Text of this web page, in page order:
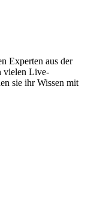
Experten aus der
vielen Live-
sie ihr Wissen mit